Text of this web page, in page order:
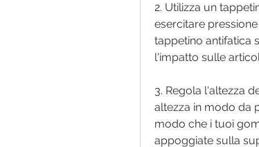
2. Utilizza un
esercitare
tappetino antifatica
l'impatto sulle
3. Regola l'altezza
altezza in modo da
modo che i tuoi
appoggiate sulla